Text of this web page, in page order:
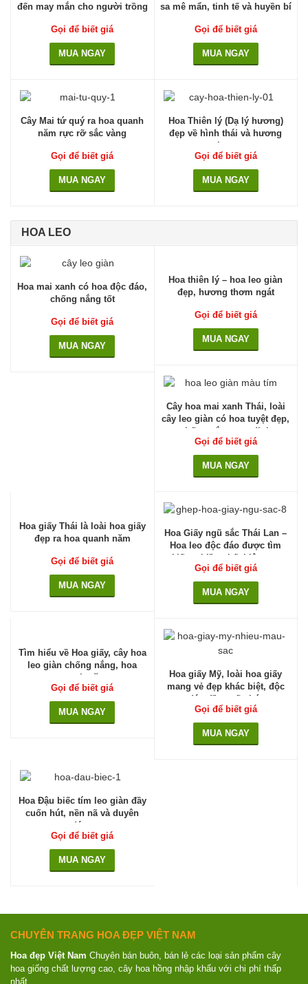
đến may mắn cho người trồng
Gọi để biết giá
MUA NGAY
sa mê mẩn, tinh tế và huyền bí
Gọi để biết giá
MUA NGAY
Cây Mai tứ quý ra hoa quanh
năm rực rỡ sắc vàng
Gọi để biết giá
MUA NGAY
Hoa Thiên lý (Dạ lý hương)
đẹp về hình thái và hương
thơm
Gọi để biết giá
MUA NGAY
HOA LEO
Hoa mai xanh có hoa độc đáo,
chống nắng tốt
Gọi để biết giá
MUA NGAY
Hoa thiên lý – hoa leo giàn
đẹp, hương thơm ngát
Gọi để biết giá
MUA NGAY
Cây hoa mai xanh Thái, loài
cây leo giàn có hoa tuyệt đẹp,
chống nắng cực đỉnh
Gọi để biết giá
MUA NGAY
Hoa giấy Thái là loài hoa giấy
đẹp ra hoa quanh năm
Gọi để biết giá
MUA NGAY
Hoa Giấy ngũ sắc Thái Lan –
Hoa leo độc đáo được tìm
kiếm nhiều nhất hiện nay
Gọi để biết giá
MUA NGAY
Tìm hiểu về Hoa giấy, cây hoa
leo giàn chống nắng, hoa
quanh năm
Gọi để biết giá
MUA NGAY
Hoa giấy Mỹ, loài hoa giấy
mang vẻ đẹp khác biệt, độc
đáo đầy cuốn hút
Gọi để biết giá
MUA NGAY
Hoa Đậu biếc tím leo giàn đầy
cuốn hút, nền nã và duyên
dáng
Gọi để biết giá
MUA NGAY
CHUYÊN TRANG HOA ĐẸP VIỆT NAM
Hoa đẹp Việt Nam Chuyên bán buôn, bán lẻ các loại sản phẩm cây
hoa giống chất lượng cao, cây hoa hồng nhập khẩu với chi phí thấp
nhất.